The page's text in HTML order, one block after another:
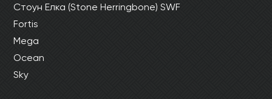
Стоун Елка (Stone Herringbone) SWF
Fortis
Mega
Ocean
Sky